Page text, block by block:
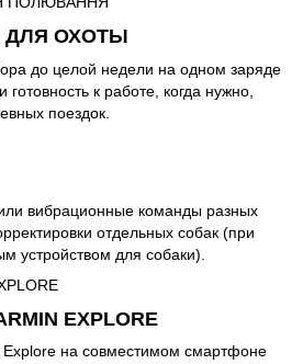
ДЛЯ ОХОТЫ
до целой недели на одном заряде
к работе, когда нужно,
поездок.
вибрационные команды разных
отдельных собак (при
устройством для собаки).
EXPLORE
Explore на совместимом смартфоне